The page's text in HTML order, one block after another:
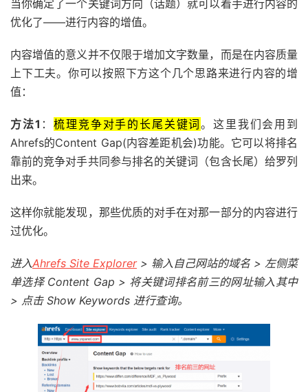
当你确定了一个关键词方向（话题）就可以着手进行内容的
优化了——进行内容的增值。
内容增值的意义并不仅限于增加文字数量，而是在内容质量
上下工夫。你可以按照下方这个几个思路来进行内容的增
值：
方法1 ：梳理竞争对手的长尾关键词。这里我们会用到
Ahrefs的Content Gap(内容差距机会)功能。它可以将排名
靠前的竞争对手共同参与排名的关键词（包含长尾）给罗列
出来。
这样你就能发现，那些优质的对手在对那一部分的内容进行
过优化。
进入Ahrefs Site Explorer> 输入自己网站的域名 > 左侧菜
单选择 Content Gap > 将关键词排名前三的网址输入其中
> 点击 Show Keywords 进行查询。